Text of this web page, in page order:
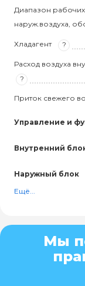
Диапазон
наруж.воздуха,
Хладагент ?
Расход воздуха
?
Приток свежего
Управление и
Внутренний
Наружный блок
Ещё...
Мы